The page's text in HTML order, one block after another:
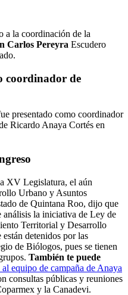
a la coordinación de la
Carlos Pereyra Escudero
coordinador de
presentado como coordinador
Ricardo Anaya Cortés en
XV Legislatura, el aún
Urbano y Asuntos
de Quintana Roo, dijo que
análisis la iniciativa de Ley de
Territorial y Desarrollo
detenidos por las
de Biólogos, pues se tienen
También te puede
equipo de campaña de Anaya
consultas públicas y reuniones
y la Canadevi.